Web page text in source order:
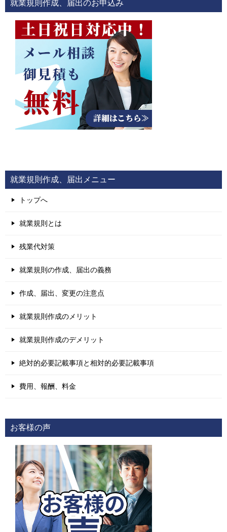
ゲ
就業規則作成、届出のお申込み
就業規則作成、届出メニュー
トップへ
就業規則とは
残業代対策
就業規則の作成、届出の義務
作成、届出、変更の注意点
就業規則作成のメリット
就業規則作成のデメリット
絶対的必要記載事項と相対的必要記載事項
費用、報酬、料金
お客様の声